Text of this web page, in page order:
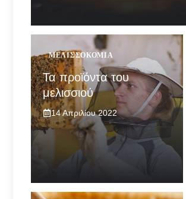
ΜΕΛΙΣΣΟΚΟΜΊΑ
Τα προϊόντα του
μελισσιού
14 Απριλίου 2022